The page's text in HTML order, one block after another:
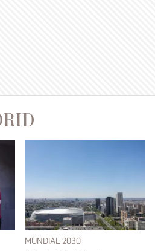
MUNDIAL 2030